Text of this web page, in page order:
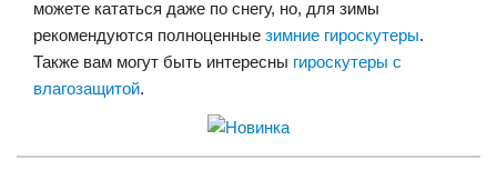
можете кататься даже по снегу, но, для зимы
рекомендуются полноценные зимние гироскутеры.
Также вам могут быть интересны гироскутеры с
влагозащитой.